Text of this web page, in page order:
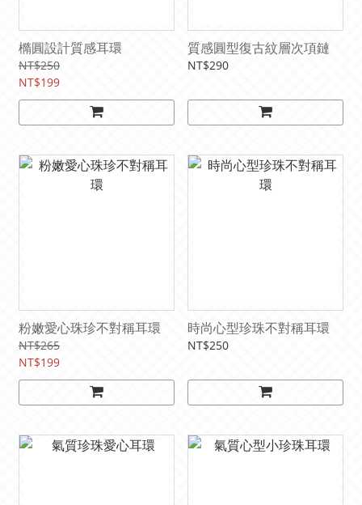
橢圓設計質感耳環
NT$250
NT$199
質感圓型復古紋層次項鏈
NT$290
粉嫩愛心珠珍不對稱耳環
NT$265
NT$199
時尚心型珍珠不對稱耳環
NT$250